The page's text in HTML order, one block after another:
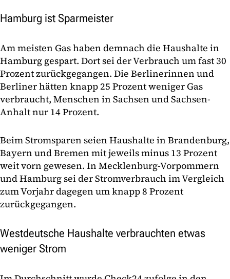
Hamburg ist Sparmeister
Am meisten Gas haben demnach die Haushalte in
Hamburg gespart. Dort sei der Verbrauch um fast 30
Prozent zurückgegangen. Die Berlinerinnen und
Berliner hätten knapp 25 Prozent weniger Gas
verbraucht, Menschen in Sachsen und Sachsen-
Anhalt nur 14 Prozent.
Beim Stromsparen seien Haushalte in Brandenburg,
Bayern und Bremen mit jeweils minus 13 Prozent
weit vorn gewesen. In Mecklenburg-Vorpommern
und Hamburg sei der Stromverbrauch im Vergleich
zum Vorjahr dagegen um knapp 8 Prozent
zurückgegangen.
Westdeutsche Haushalte verbrauchten etwas
weniger Strom